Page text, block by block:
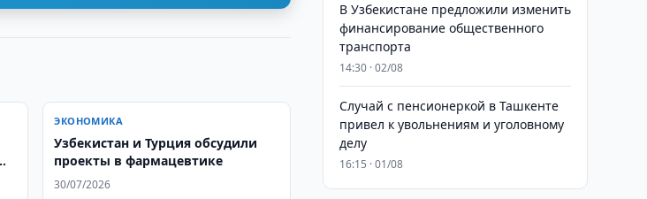
ЭКОНОМИКА
Узбекистан и Турция обсудили
проекты в фармацевтике
30/07/2026
В Узбекистане предложили изменить
финансирование общественного
транспорта
14:30 · 02/08
Случай с пенсионеркой в Ташкенте
привел к увольнениям и уголовному
делу
16:15 · 01/08